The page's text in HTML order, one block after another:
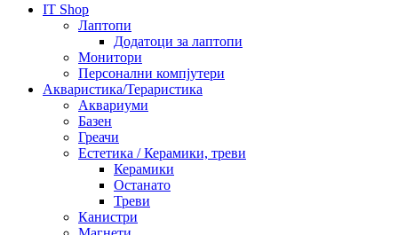
IT Shop
Лаптопи
Додатоци за лаптопи
Монитори
Персонални компјутери
Акваристика/Тераристика
Аквариуми
Базен
Греачи
Естетика / Керамики, треви
Керамики
Останато
Треви
Канистри